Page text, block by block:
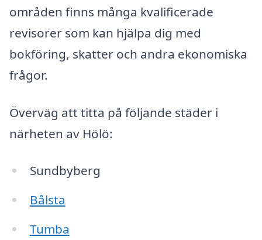
områden finns många kvalificerade
revisorer som kan hjälpa dig med
bokföring, skatter och andra ekonomiska
frågor.
Överväg att titta på följande städer i
närheten av Hölö:
Sundbyberg
Bålsta
Tumba